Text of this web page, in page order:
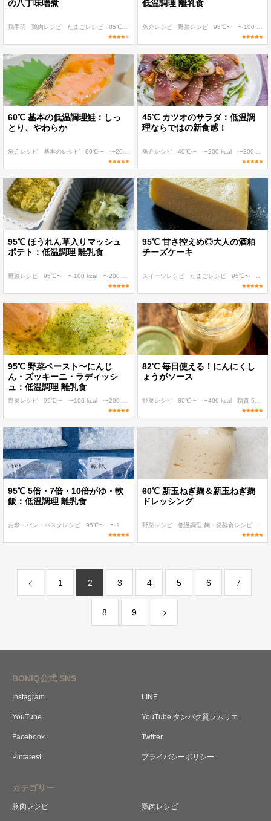
の八丁味噌煮
鶏手羽 鶏肉レシピ たまごレシピ 85℃〜 〜300 kcal
低温調理 離乳食
魚介レシピ 野菜レシピ 95℃〜 〜100 kcal
60℃ 基本の低温調理鮭：しっ
とり、やわらか
魚介レシピ 基本のレシピ 60℃〜 〜200 kcal 〜300 kcal
45℃ カツオのサラダ：低温調
理ならではの新食感！
魚介レシピ 40℃〜 〜200 kcal 〜300 kcal
95℃ ほうれん草入りマッシュ
ポテト：低温調理 離乳食
野菜レシピ 95℃〜 〜100 kcal 〜200 kcal 〜300 kcal
95℃ 甘さ控えめ◎大人の酒粕
チーズケーキ
スイーツレシピ たまごレシピ 95℃〜
95℃ 野菜ペースト〜にんじ
ん・ズッキーニ・ラディッシ
ュ：低温調理 離乳食
野菜レシピ 95℃〜 〜100 kcal 〜200 kcal 〜300 kcal
82℃ 毎日使える！にんにくし
ょうがソース
野菜レシピ 80℃〜 〜400 kcal 糖質 5g以下
95℃ 5倍・7倍・10倍がゆ・軟
飯：低温調理 離乳食
お米・パン・パスタレシピ 95℃〜 〜100 kcal 〜200 kcal 〜300 kcal
60℃ 新玉ねぎ麹＆新玉ねぎ麹
ドレッシング
野菜レシピ 低温調理 麹・発酵食レシピ
1 2 3 4 5 6 7
8 9
BONIQ公式 SNS
Instagram LINE
YouTube YouTube タンパク質ソムリエ
Facebook Twitter
Pintarest プライバシーポリシー
カテゴリー
豚肉レシピ 鶏肉レシピ